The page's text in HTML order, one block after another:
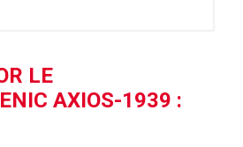
LE
AXIOS-1939 :